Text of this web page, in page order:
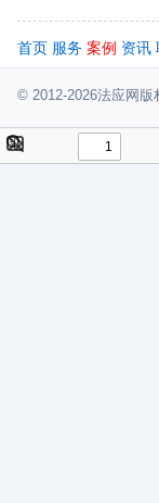
首页 服务 案例 资讯
© 2012-2026法应网版
Find